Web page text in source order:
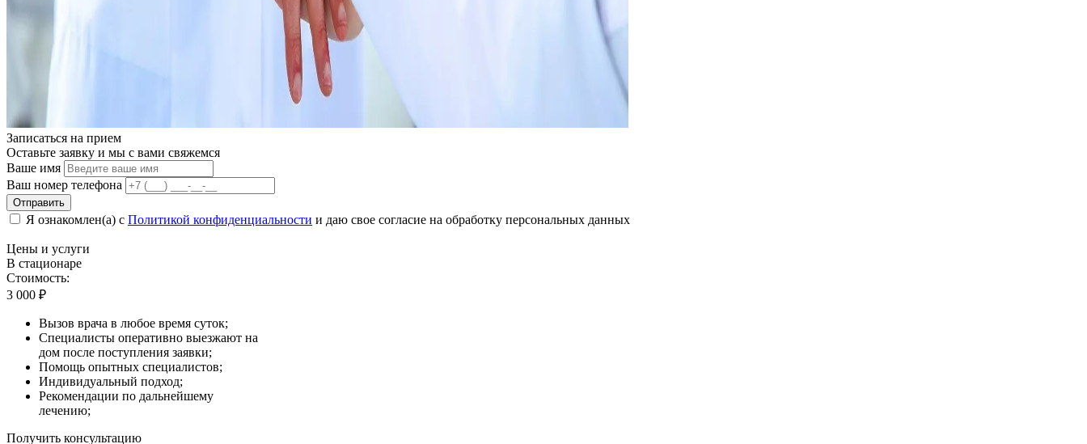
Записаться на прием
Оставьте заявку и мы с вами свяжемся
Ваше имя
Ваш номер телефона
Отправить
Я ознакомлен(а) с Политикой конфиденциальности и даю свое cогласие на обработку персональных данных
Цены и услуги
В стационаре
Стоимость:
3 000 ₽
Вызов врача в любое время суток;
Специалисты оперативно выезжают на
дом после поступления заявки;
Помощь опытных специалистов;
Индивидуальный подход;
Рекомендации по дальнейшему
лечению;
Получить консультацию